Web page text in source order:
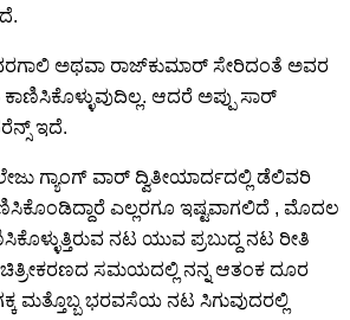
ಅಥವಾ ರಾಜ್‍ಕುಮಾರ್ ಸೇರಿದಂತೆ ಅವರ
ಆದರೆ ಅಪ್ಪು ಸಾರ್
ಇದೆ.
ಗ್ಯಾಂಗ್ ವಾರ್ ದ್ವಿತೀಯಾರ್ದದಲ್ಲಿ ಡೆಲಿವರಿ
ಎಲ್ಲರಗೂ ಇಷ್ಟವಾಗಲಿದೆ , ಮೊದಲ
ನಟ ಯುವ ಪ್ರಬುದ್ದ ನಟ ರೀತಿ
ಸಮಯದಲ್ಲಿ ನನ್ನ ಆತಂಕ ದೂರ
ಮತ್ತೊಬ್ಬ ಭರವಸೆಯ ನಟ ಸಿಗುವುದರಲ್ಲಿ